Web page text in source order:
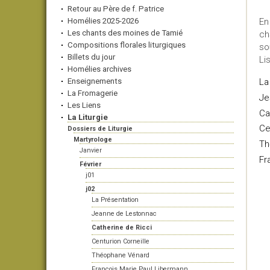
Retour au Père de f. Patrice
Homélies 2025-2026
Les chants des moines de Tamié
Compositions florales liturgiques
Billets du jour
Homélies archives
Enseignements
La Fromagerie
Les Liens
La Liturgie
Dossiers de Liturgie
Martyrologe
Janvier
Février
j01
j02
La Présentation
Jeanne de Lestonnac
Catherine de Ricci
Centurion Corneille
Théophane Vénard